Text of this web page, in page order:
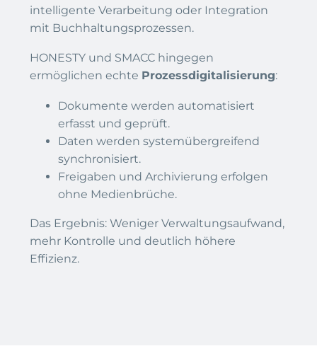
intelligente Verarbeitung oder Integration
mit Buchhaltungsprozessen.
HONESTY und SMACC hingegen
ermöglichen echte Prozessdigitalisierung:
Dokumente werden automatisiert
erfasst und geprüft.
Daten werden systemübergreifend
synchronisiert.
Freigaben und Archivierung erfolgen
ohne Medienbrüche.
Das Ergebnis: Weniger Verwaltungsaufwand,
mehr Kontrolle und deutlich höhere
Effizienz.